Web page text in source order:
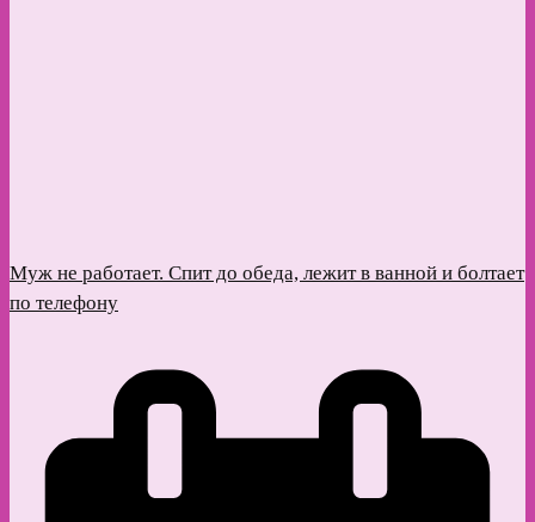
Муж не работает. Спит до обеда, лежит в ванной и болтает
по телефону